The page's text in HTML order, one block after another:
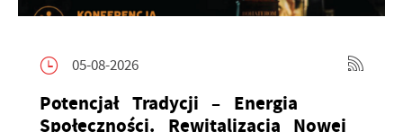
05-08-2026
Potencjał Tradycji – Energia
Społeczności. Rewitalizacja Nowej